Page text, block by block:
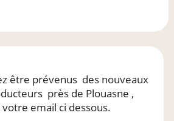
être prévenus des nouveaux
près de Plouasne ,
email ci dessous.